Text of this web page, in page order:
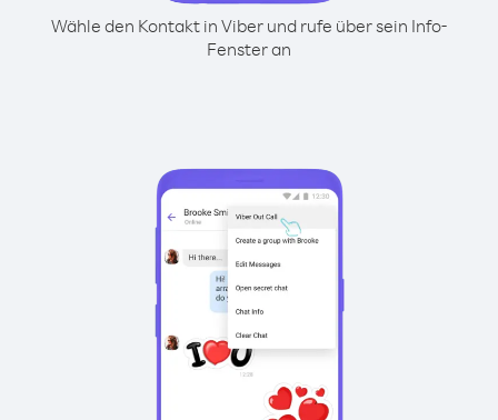
Wähle den Kontakt in Viber und rufe über sein Info-
Fenster an